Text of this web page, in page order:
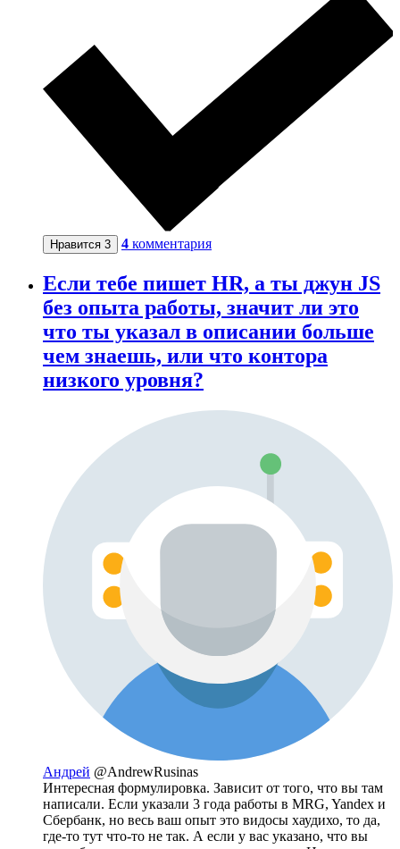
Нравится 3 4 комментария
Если тебе пишет HR, а ты джун JS
без опыта работы, значит ли это
что ты указал в описании больше
чем знаешь, или что контора
низкого уровня?
Андрей @AndrewRusinas
Интересная формулировка. Зависит от того, что вы там
написали. Если указали 3 года работы в MRG, Yandex и
Сбербанк, но весь ваш опыт это видосы хаудихо, то да,
где-то тут что-то не так. А если у вас указано, что вы